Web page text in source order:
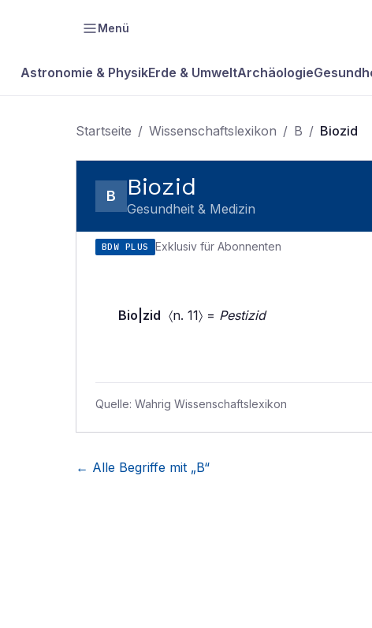
Menü
Astronomie & PhysikErde & UmweltArchäologie
Startseite / Wissenschaftslexikon / B / Biozid
B Biozid
Gesundheit & Medizin
BDW PLUS Exklusiv für Abonnenten
Bio|zid 〈n. 11〉 = Pestizid
Quelle: Wahrig Wissenschaftslexikon
← Alle Begriffe mit „B“